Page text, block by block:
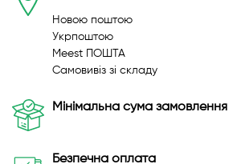
Новою поштою
Укрпоштою
Meest ПОШТА
Самовивіз зі складу
Мінімальна сума
Безпечна оплата